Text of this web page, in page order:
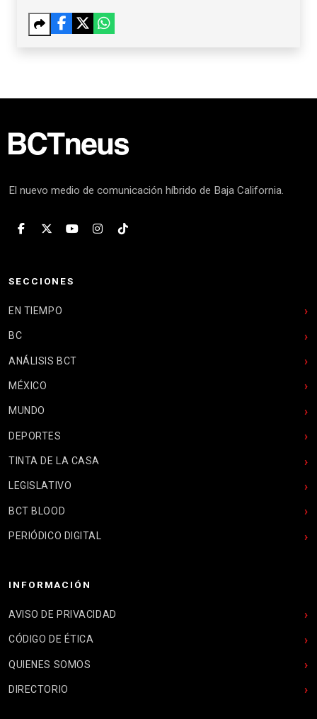
El nuevo medio de comunicación híbrido de Baja California.
SECCIONES
EN TIEMPO
BC
ANÁLISIS BCT
MÉXICO
MUNDO
DEPORTES
TINTA DE LA CASA
LEGISLATIVO
BCT BLOOD
PERIÓDICO DIGITAL
INFORMACIÓN
AVISO DE PRIVACIDAD
CÓDIGO DE ÉTICA
QUIENES SOMOS
DIRECTORIO